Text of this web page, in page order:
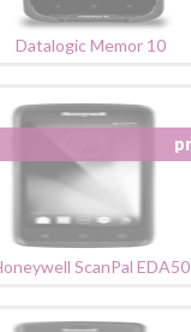
Datalogic Memor 10
ScanPal EDA50